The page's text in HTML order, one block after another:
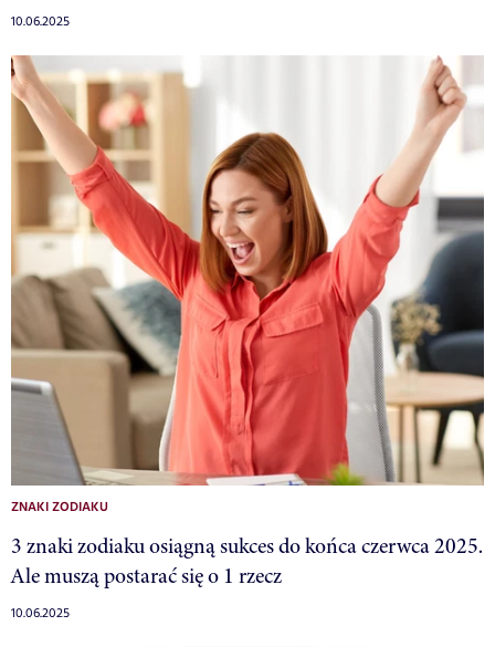
10.06.2025
ZNAKI ZODIAKU
3 znaki zodiaku osiągną sukces do końca czerwca 2025.
Ale muszą postarać się o 1 rzecz
10.06.2025